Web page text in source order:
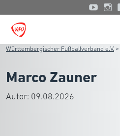
Württembergischer Fußballverband e.V. >
Marco Zauner
Autor: 09.08.2026